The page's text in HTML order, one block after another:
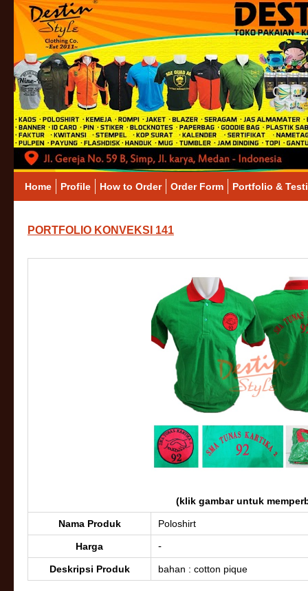
Home Profile How to Order Order Form Portfolio &
PORTFOLIO KONVEKSI 141
(klik gambar untuk
Nama Produk Poloshirt
Harga -
Deskripsi Produk bahan : cotton pique